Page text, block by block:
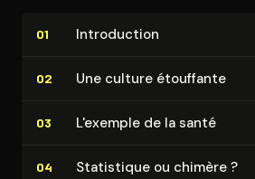
01 In­tro­duc­tion
02 Une culture étouffante
03 L'exemple de la santé
04 Statistique ou chimère ?